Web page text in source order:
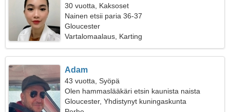
30 vuotta, Kaksoset
Nainen etsii paria 36-37
Gloucester
Vartalomaalaus, Karting
Adam
43 vuotta, Syöpä
Olen hammaslääkäri etsin kaunista naista
Gloucester, Yhdistynyt kuningaskunta